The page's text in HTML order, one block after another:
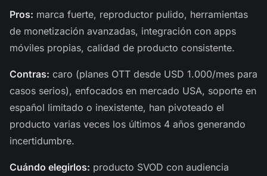
Pros: marca fuerte, reproductor pulido, herramientas
de monetización avanzadas, integración con apps
móviles propias, calidad de producto consistente.
Contras: caro (planes OTT desde USD 1.000/mes para
casos serios), enfocados en mercado USA, soporte en
español limitado o inexistente, han pivoteado el
producto varias veces los últimos 4 años generando
incertidumbre.
Cuándo elegirlos: producto SVOD con audiencia